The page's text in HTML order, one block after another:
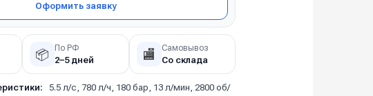
Оформить заявку
📦 По РФ
2–5 дней 🏬 Самовывоз
Со склада
5.5 л/с, 780 л/ч, 180 бар, 13 л/мин, 2800 об/